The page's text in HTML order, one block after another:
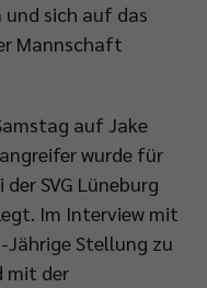
und sich auf das
Mannschaft
auf Jake
wurde für
SVG Lüneburg
Im Interview mit
Jährige Stellung zu
mit der